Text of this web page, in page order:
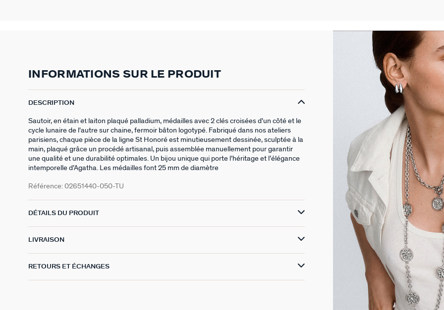
INFORMATIONS SUR LE PRODUIT
DESCRIPTION
Sautoir, en étain et laiton plaqué palladium, médailles avec 2 clés croisées d'un côté et le
cycle lunaire de l'autre sur chaine, fermoir bâton logotypé. Fabriqué dans nos ateliers
parisiens, chaque pièce de la ligne St Honoré est minutieusement dessinée, sculptée à la
main, plaqué grâce un procédé artisanal, puis assemblée manuellement pour garantir
une qualité et une durabilité optimales. Un bijou unique qui porte l’héritage et l’élégance
intemporelle d’Agatha. Les médailles font 25 mm de diamètre
Référence: 02651440-050-TU
DÉTAILS DU PRODUIT
LIVRAISON
RETOURS ET ÉCHANGES